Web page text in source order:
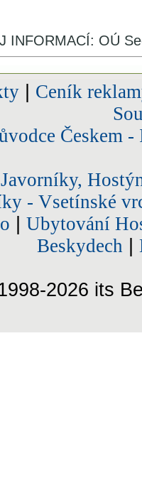
INFORMACÍ: OÚ
| Ceník
Českem
- Vsetínské
Ubytování
Beskydech
2026 its